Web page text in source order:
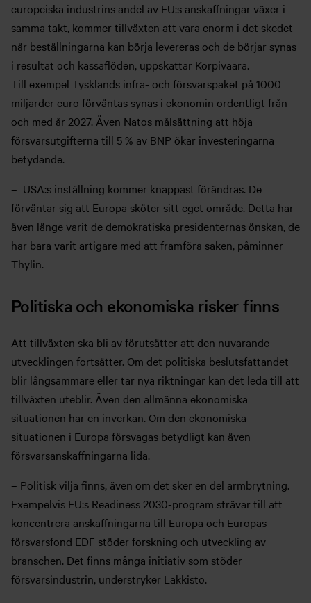
europeiska industrins andel av EU:s anskaffningar växer i
samma takt, kommer tillväxten att vara enorm i det skedet
när beställningarna kan börja levereras och de börjar synas
i resultat och kassaflöden, uppskattar Korpivaara.
Till exempel Tysklands infra- och försvarspaket på 1000
miljarder euro förväntas synas i ekonomin ordentligt från
och med år 2027. Även Natos målsättning att höja
försvarsutgifterna till 5 % av BNP ökar investeringarna
betydande.
– USA:s inställning kommer knappast förändras. De
förväntar sig att Europa sköter sitt eget område. Detta har
även länge varit de demokratiska presidenternas önskan, de
har bara varit artigare med att framföra saken, påminner
Thylin.
Politiska och ekonomiska risker finns
Att tillväxten ska bli av förutsätter att den nuvarande
utvecklingen fortsätter. Om det politiska beslutsfattandet
blir långsammare eller tar nya riktningar kan det leda till att
tillväxten uteblir. Även den allmänna ekonomiska
situationen har en inverkan. Om den ekonomiska
situationen i Europa försvagas betydligt kan även
försvarsanskaffningarna lida.
– Politisk vilja finns, även om det sker en del armbrytning.
Exempelvis EU:s Readiness 2030-program strävar till att
koncentrera anskaffningarna till Europa och Europas
försvarsfond EDF stöder forskning och utveckling av
branschen. Det finns många initiativ som stöder
försvarsindustrin, understryker Lakkisto.